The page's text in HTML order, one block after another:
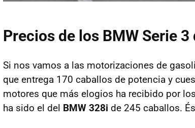
Precios de los BMW Serie 3
Si nos vamos a las motorizaciones de
que entrega 170 caballos de potencia y
motores que más elogios ha recibido por
ha sido el del BMW 328i de 245 caballos.